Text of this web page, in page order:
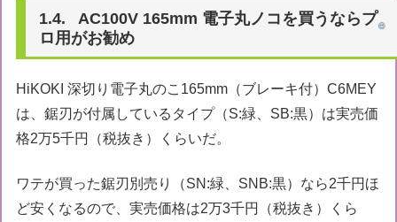
AC100V 165mm 電子丸ノコを買うならプ
ロ用がお勧め
HiKOKI 深切り電子丸のこ165mm（ブレーキ付）C6MEY
は、鋸刃が付属しているタイプ（S:緑、SB:黒）は実売価
格2万5千円（税抜き）くらいだ。
ワテが買った鋸刃別売り（SN:緑、SNB:黒）なら2千円ほ
ど安くなるので、実売価格は2万3千円（税抜き）くら